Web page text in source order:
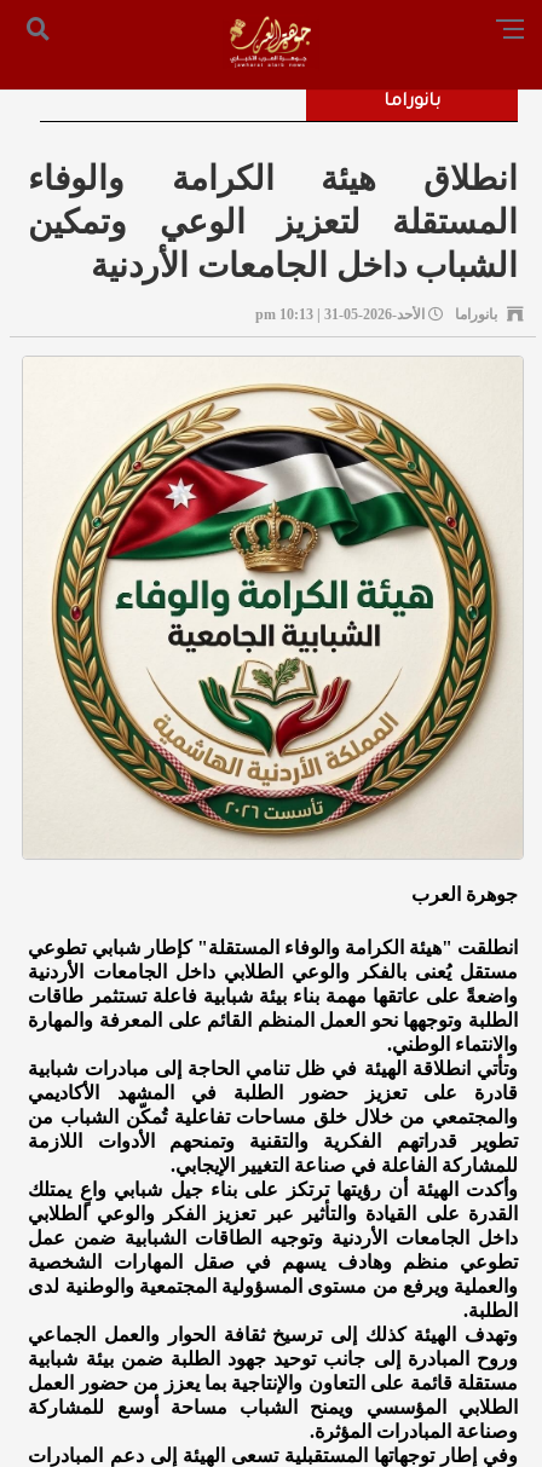
الرئيسية
التحرير: المستشار محمد صالح الملكاوي [ 00962795755033 ]
بانوراما
انطلاق هيئة الكرامة والوفاء
المستقلة لتعزيز الوعي وتمكين
الشباب داخل الجامعات الأردنية
بانوراما الأحد-2026-05-31 | 10:13 pm
جوهرة العرب
انطلقت "هيئة الكرامة والوفاء المستقلة" كإطار شبابي تطوعي
مستقل يُعنى بالفكر والوعي الطلابي داخل الجامعات الأردنية
واضعةً على عاتقها مهمة بناء بيئة شبابية فاعلة تستثمر طاقات
الطلبة وتوجهها نحو العمل المنظم القائم على المعرفة والمهارة
والانتماء الوطني.
وتأتي انطلاقة الهيئة في ظل تنامي الحاجة إلى مبادرات شبابية
قادرة على تعزيز حضور الطلبة في المشهد الأكاديمي
والمجتمعي من خلال خلق مساحات تفاعلية تُمكّن الشباب من
تطوير قدراتهم الفكرية والتقنية وتمنحهم الأدوات اللازمة
للمشاركة الفاعلة في صناعة التغيير الإيجابي.
وأكدت الهيئة أن رؤيتها ترتكز على بناء جيل شبابي واعٍ يمتلك
القدرة على القيادة والتأثير عبر تعزيز الفكر والوعي الطلابي
داخل الجامعات الأردنية وتوجيه الطاقات الشبابية ضمن عمل
تطوعي منظم وهادف يسهم في صقل المهارات الشخصية
والعملية ويرفع من مستوى المسؤولية المجتمعية والوطنية لدى
الطلبة.
وتهدف الهيئة كذلك إلى ترسيخ ثقافة الحوار والعمل الجماعي
وروح المبادرة إلى جانب توحيد جهود الطلبة ضمن بيئة شبابية
مستقلة قائمة على التعاون والإنتاجية بما يعزز من حضور العمل
الطلابي المؤسسي ويمنح الشباب مساحة أوسع للمشاركة
وصناعة المبادرات المؤثرة.
وفي إطار توجهاتها المستقبلية تسعى الهيئة إلى دعم المبادرات